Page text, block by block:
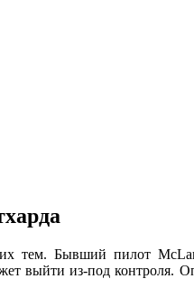
тем. Бывший пилот
выйти из-под контроля.